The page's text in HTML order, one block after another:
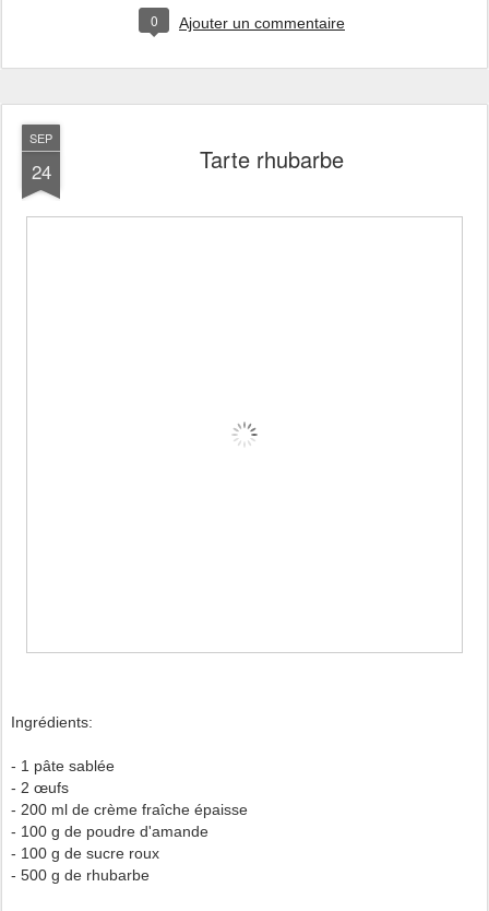
0 Ajouter un commentaire
SEP
24 Tarte rhubarbe
Ingrédients:
- 1 pâte sablée
- 2 œufs
- 200 ml de crème fraîche épaisse
- 100 g de poudre d'amande
- 100 g de sucre roux
- 500 g de rhubarbe